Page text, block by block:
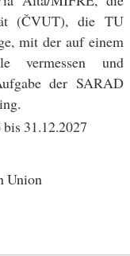
(ČVUT), die TU
mit der auf einem
vermessen und
der SARAD
31.12.2027
Union